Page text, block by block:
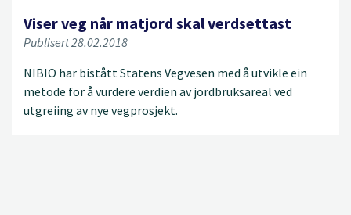
Viser veg når matjord skal verdsettast
Publisert 28.02.2018
NIBIO har bistått Statens Vegvesen med å utvikle ein
metode for å vurdere verdien av jordbruksareal ved
utgreiing av nye vegprosjekt.